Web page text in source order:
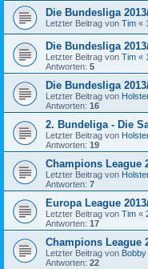
Die Bundesliga
Letzter Beitrag von Tim «
Die Bundesliga
Letzter Beitrag von Tim «
Antworten: 5
Die Bundesliga
Letzter Beitrag von
Antworten: 16
2. Bundeliga - Die
Letzter Beitrag von
Antworten: 19
Champions League
Letzter Beitrag von
Antworten: 7
Europa League
Letzter Beitrag von Tim «
Antworten: 17
Champions League
Letzter Beitrag von Bobby
Antworten: 22